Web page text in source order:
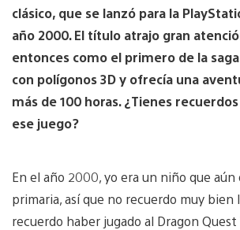
clásico, que se lanzó para la
año 2000. El título atrajo gran
entonces como el primero de la
con polígonos 3D y ofrecía una
más de 100 horas. ¿Tienes
ese juego?
En el año 2000, yo era un niño que aún
primaria, así que no recuerdo muy bien
recuerdo haber jugado al Dragon